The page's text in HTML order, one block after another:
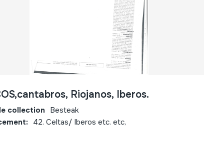
Riojanos, Iberos.
collection Besteak
42. Celtas/ Iberos etc. etc,